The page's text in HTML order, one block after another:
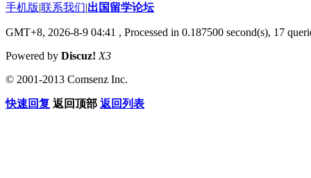
手机版|联系我们|出国留学论坛
GMT+8, 2026-8-9 04:41 , Processed in 0.187500 second(s), 17
Powered by Discuz! X3
© 2001-2013 Comsenz Inc.
快速回复 返回顶部 返回列表